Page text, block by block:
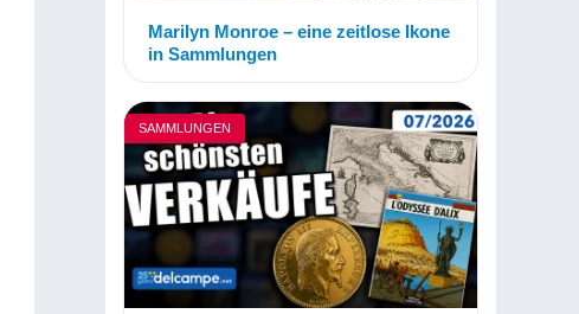
Marilyn Monroe – eine zeitlose Ikone
in Sammlungen
SAMMLUNGEN